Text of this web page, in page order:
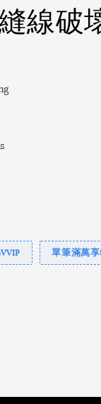
線破
單筆滿萬